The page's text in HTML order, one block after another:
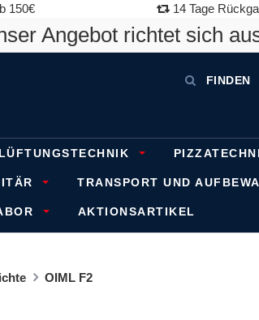
150€ 14 Tage
Angebot richtet sich
FINDEN
LÜFTUNGSTECHNIK
TRANSPORT UND
AKTIONSARTIKEL
OIML F2